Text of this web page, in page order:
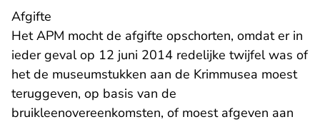
Afgifte
Het APM mocht de afgifte opschorten, omdat er in
ieder geval op 12 juni 2014 redelijke twijfel was of
het de museumstukken aan de Krimmusea moest
teruggeven, op basis van de
bruikleenovereenkomsten, of moest afgeven aan